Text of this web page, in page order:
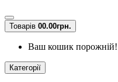
Товарів 00.00грн.
Ваш кошик порожній!
Категорії